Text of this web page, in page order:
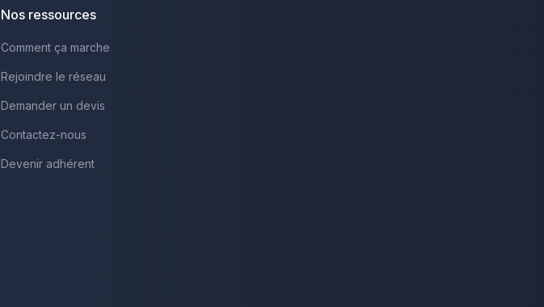
Nos ressources
Comment ça marche
Rejoindre le réseau
Demander un devis
Contactez-nous
Devenir adhérent